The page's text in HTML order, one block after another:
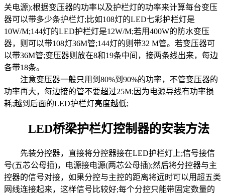
关电源);根据变压器的功率以及护栏灯的功率来计算每台变压
器可以带多少条护栏灯;比如108灯的LED七彩护栏灯是
10W/M;144灯的LED护栏灯是12W/M;若用400W的防水变压
器，则可以带108灯36M管;144灯的则带32 M管。若变压器可
以带36M管;变压器则放在8和19条中间，接两条线出来，每边
各带18条。
注意变压器一般只用到80%到90%的功率，不管变压器的
功率再大，每边接的管不要超过25M;因为电源导线有功率损
耗;越到后面的LED护栏灯亮度越低;
LED桥梁护栏灯控制器的安装方法
先装分控器，直接将分控器接在LED护栏灯上;信号接信
号(五芯公母插)，电源接电源(两芯公母插);然后将分控器与主
控器的信号对接，如果分控与主控的距离将远时可以用超五类
网线连接起来，这样信号比较好;每个分控只能带固定数量的